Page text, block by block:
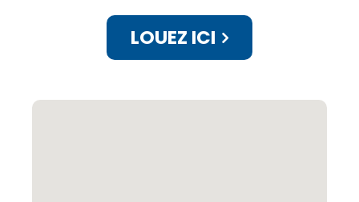
LOUEZ ICI